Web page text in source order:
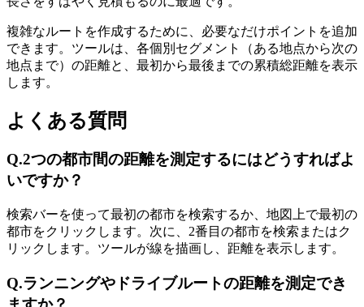
複雑なルートを作成するために、必要なだけポイントを追加
できます。ツールは、各個別セグメント（ある地点から次の
地点まで）の距離と、最初から最後までの累積総距離を表示
します。
よくある質問
Q.2つの都市間の距離を測定するにはどうすればよ
いですか？
検索バーを使って最初の都市を検索するか、地図上で最初の
都市をクリックします。次に、2番目の都市を検索またはク
リックします。ツールが線を描画し、距離を表示します。
Q.ランニングやドライブルートの距離を測定でき